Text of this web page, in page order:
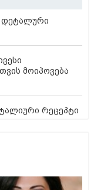
დეტალური
მოიპოვება
რეცეპტი